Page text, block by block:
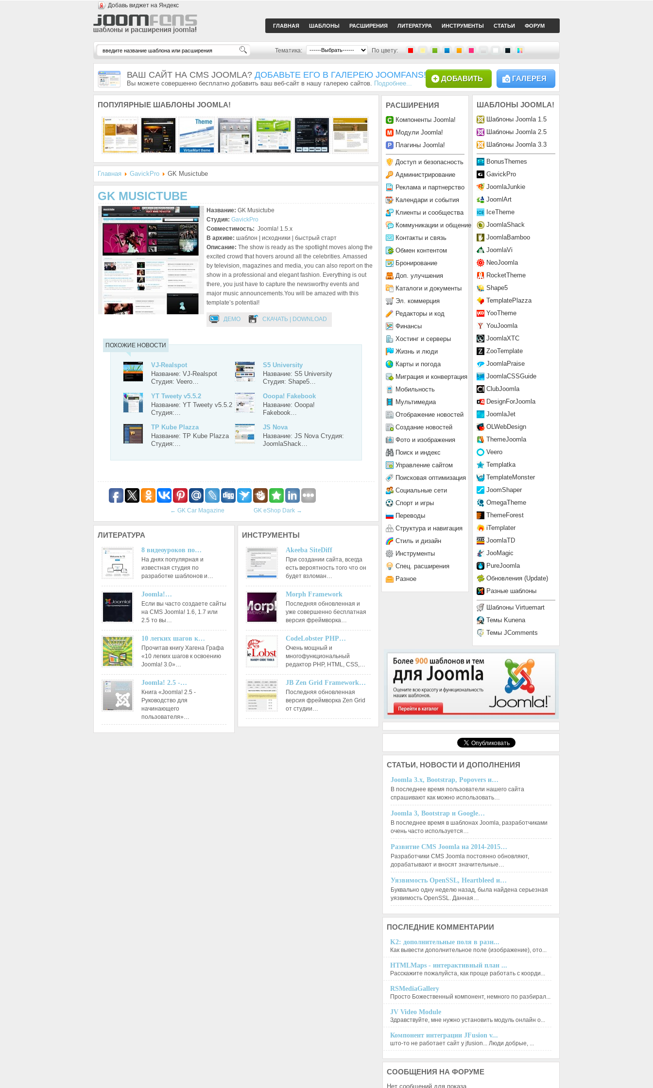
Добавь виджет на Яндекс
ГЛАВНАЯ ШАБЛОНЫ РАСШИРЕНИЯ ЛИТЕРАТУРА ИНСТРУМЕНТЫ СТАТЬИ ФОРУМ
Тематика: По цвету:
ВАШ САЙТ НА CMS JOOMLA? ДОБАВЬТЕ ЕГО В ГАЛЕРЕЮ JOOMFANS!
Вы можете совершенно бесплатно добавить ваш веб-сайт в нашу галерею сайтов. Подробнее...
ГАЛЕРЕЯ
ДОБАВИТЬ
ПОПУЛЯРНЫЕ ШАБЛОНЫ JOOMLA!
Главная GavickPro GK Musictube
GK MUSICTUBE
Название: GK Musictube
Студия: GavickPro
Совместимость: Joomla! 1.5.x
В архиве: шаблон | исходники | быстрый старт
Описание: The show is ready as the spotlight moves along the
excited crowd that hovers around all the celebrities. Amassed
by television, magazines and media, you can also report on the
show in a professional and elegant fashion. Everything is out
there, you just have to capture the newsworthy events and
major music announcements.You will be amazed with this
template’s potential!
ДЕМО СКАЧАТЬ | DOWNLOAD
ПОХОЖИЕ НОВОСТИ
VJ-Realspot
Название: VJ-Realspot
Студия: Veero…
S5 University
Название: S5 University
Студия: Shape5…
YT Tweety v5.5.2
Название: YT Tweety v5.5.2
Студия:…
Ooopa! Fakebook
Название: Ooopa!
Fakebook…
TP Kube Plazza
Название: TP Kube Plazza
Студия:…
JS Nova
Название: JS Nova Студия:
JoomlaShack…
← GK Car Magazine GK eShop Dark →
ЛИТЕРАТУРА
8 видеоуроков по…
На днях популярная и
известная студия по
разработке шаблонов и…
Joomla!…
Если вы часто создаете сайты
на CMS Joomla! 1.6, 1.7 или
2.5 то вы…
10 легких шагов к…
Прочитав книгу Хагена Графа
«10 легких шагов к освоению
Joomla! 3.0»…
Joomla! 2.5 -…
Книга «Joomla! 2.5 -
Руководство для
начинающего
пользователя»…
ИНСТРУМЕНТЫ
Akeeba SiteDiff
При создании сайта, всегда
есть вероятность того что он
будет взломан…
Morph Framework
Последняя обновленная и
уже совершенно бесплатная
версия фреймворка…
CodeLobster PHP…
Очень мощный и
многофункциональный
редактор РНР, HTML, CSS,…
JB Zen Grid Framework…
Последняя обновленная
версия фреймворка Zen Grid
от студии…
ШАБЛОНЫ JOOMLA!
Шаблоны Joomla 1.5
Шаблоны Joomla 2.5
Шаблоны Joomla 3.3
BonusThemes
GavickPro
JoomlaJunkie
JoomlArt
IceTheme
JoomlaShack
JoomlaBamboo
JoomlaVi
NeoJoomla
RocketTheme
Shape5
TemplatePlazza
YooTheme
YouJoomla
JoomlaXTC
ZooTemplate
JoomlaPraise
JoomlaCSSGuide
ClubJoomla
DesignForJoomla
JoomlaJet
OLWebDesign
ThemeJoomla
Veero
Templatka
TemplateMonster
JoomShaper
OmegaTheme
ThemeForest
iTemplater
JoomlaTD
JooMagic
PureJoomla
Обновления (Update)
Разные шаблоны
Шаблоны Virtuemart
Темы Kunena
Темы JComments
РАСШИРЕНИЯ
Компоненты Joomla!
Модули Joomla!
Плагины Joomla!
Доступ и безопасность
Администрирование
Реклама и партнерство
Календари и события
Клиенты и сообщества
Коммуникации и общение
Контакты и связь
Обмен контентом
Бронирование
Доп. улучшения
Каталоги и документы
Эл. коммерция
Редакторы и код
Финансы
Хостинг и серверы
Жизнь и люди
Карты и погода
Миграция и конвертация
Мобильность
Мультимедиа
Отображение новостей
Создание новостей
Фото и изображения
Поиск и индекс
Управление сайтом
Поисковая оптимизация
Социальные сети
Спорт и игры
Переводы
Структура и навигация
Стиль и дизайн
Инструменты
Спец. расширения
Разное
СТАТЬИ, НОВОСТИ И ДОПОЛНЕНИЯ
Joomla 3.x, Bootstrap, Popovers и…
В последнее время пользователи нашего сайта
спрашивают как можно использовать…
Joomla 3, Bootstrap и Google…
В последнее время в шаблонах Joomla, разработчиками
очень часто используется…
Развитие CMS Joomla на 2014-2015…
Разработчики CMS Joomla постоянно обновляют,
дорабатывают и вносят значительные…
Уязвимость OpenSSL, Heartbleed и…
Буквально одну неделю назад, была найдена серьезная
уязвимость OpenSSL. Данная…
ПОСЛЕДНИЕ КОММЕНТАРИИ
K2: дополнительные поля в разн...
Как вывести дополнительное поле (изображение), ото...
HTMLMaps - интерактивный план ...
Расскажите пожалуйста, как проще работать с коорди...
RSMediaGallery
Просто Божественный компонент, немного по разбирал...
JV Video Module
Здравствуйте, мне нужно установить модуль онлайн о...
Компонент интеграции JFusion v...
што-то не работает сайт у jfusion... Люди добрые, ...
СООБЩЕНИЯ НА ФОРУМЕ
Нет сообщений для показа